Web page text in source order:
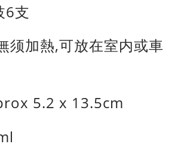
6支
须加熱,可放在室内或車
5.2 x 13.5cm